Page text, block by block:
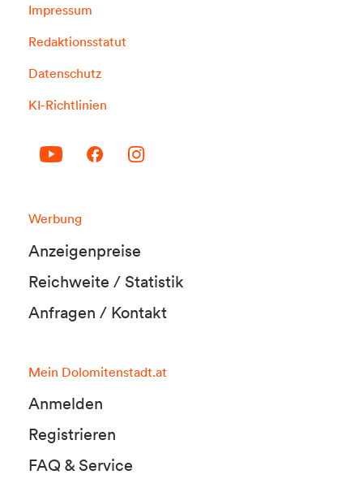
Impressum
Redaktionsstatut
Datenschutz
KI-Richtlinien
Werbung
Anzeigenpreise
Reichweite / Statistik
Anfragen / Kontakt
Mein Dolomitenstadt.at
Anmelden
Registrieren
FAQ & Service